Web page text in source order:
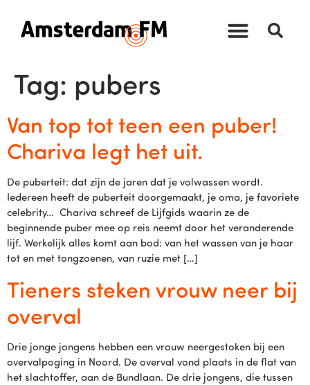
Tag: pubers
Van top tot teen een puber!
Chariva legt het uit.
De puberteit: dat zijn de jaren dat je volwassen wordt.
Iedereen heeft de puberteit doorgemaakt, je oma, je favoriete
celebrity… Chariva schreef de Lijfgids waarin ze de
beginnende puber mee op reis neemt door het veranderende
lijf. Werkelijk alles komt aan bod: van het wassen van je haar
tot en met tongzoenen, van ruzie met […]
Tieners steken vrouw neer bij
overval
Drie jonge jongens hebben een vrouw neergestoken bij een
overvalpoging in Noord. De overval vond plaats in de flat van
het slachtoffer, aan de Bundlaan. De drie jongens, die tussen